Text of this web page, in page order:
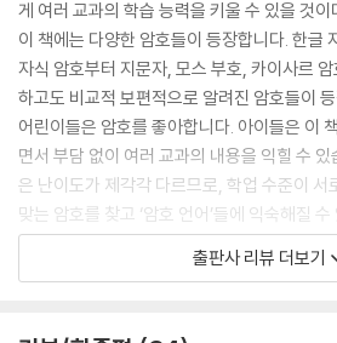
게 여러 교과의 학습 능력을 키울 수 있을 것이
이 책에는 다양한 암호들이 등장합니다. 한글
자식 암호부터 지문자, 모스 부호, 카이사르
하고도 비교적 보편적으로 알려진 암호들이
어린이들은 암호를 좋아합니다. 아이들은 이
면서 부담 없이 여러 교과의 내용을 익힐 수
은 난이도가 제각각 다르므로, 학업 수준이 서
맞는 암호를 찾고 ‘암호 언어’들에 익숙해질 수
이 책에 실린 암호들은 수학 수업에서도 활용
학년에서 중요하게 여겨지는 문제 해결 능력
출판사 리뷰 더보기